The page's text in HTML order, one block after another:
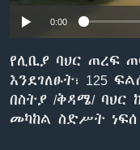
ቋንቋዎች
0:00
የሊቢያ ባህር ጠረፍ
እንደገለፁት፣ 125
በስትያ /ቅዳሜ/ ባህር
መካከል ስድሥት ነፍሰ